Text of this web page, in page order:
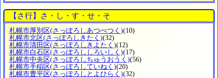
【さ行】さ・し・す・せ・そ
札幌市厚別区(さっぽろしあつべつく)(10)
札幌市北区(さっぽろしきたく)(32)
札幌市清田区(さっぽろしきよたく)(12)
札幌市白石区(さっぽろししろいしく)(17)
札幌市中央区(さっぽろしちゅうおうく)(56)
札幌市手稲区(さっぽろしていねく)(20)
札幌市豊平区(さっぽろしとよひらく)(32)